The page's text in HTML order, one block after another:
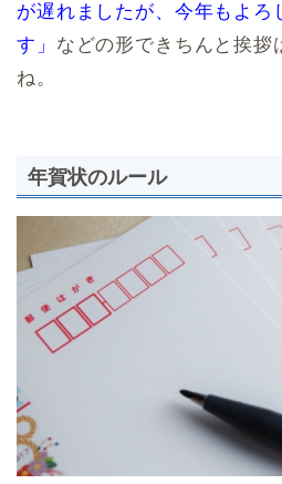
が遅れましたが、今年もよろ
す」 などの形できちんと挨拶
ね。
年賀状のルール